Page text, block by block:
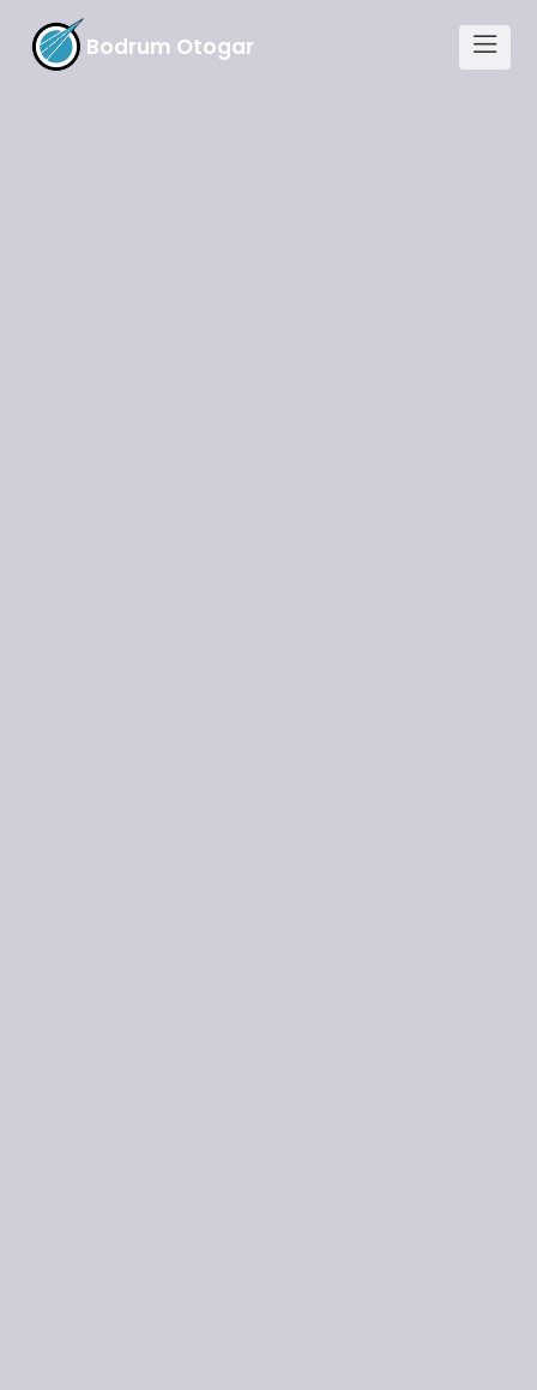
Bodrum Otogar